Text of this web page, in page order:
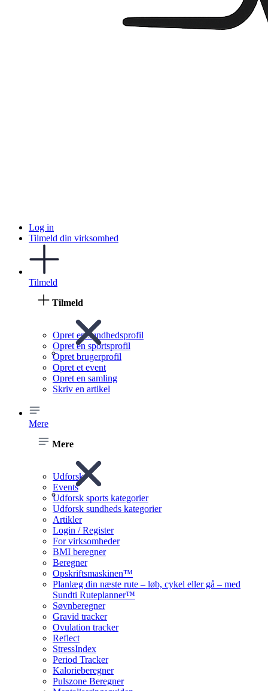
Log in
Tilmeld din virksomhed
Tilmeld
Tilmeld
Opret en sundhedsprofil
Opret en sportsprofil
Opret brugerprofil
Opret et event
Opret en samling
Skriv en artikel
Mere
Mere
Udforsk
Events
Udforsk sports kategorier
Udforsk sundheds kategorier
Artikler
Login / Register
For virksomheder
BMI beregner
Beregner
Opskriftsmaskinen™
Planlæg din næste rute – løb, cykel eller gå – med
Sundti Ruteplanner™
Søvnberegner
Gravid tracker
Ovulation tracker
Reflect
StressIndex
Period Tracker
Kalorieberegner
Pulszone Beregner